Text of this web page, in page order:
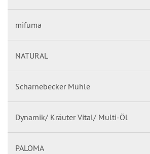
mifuma
NATURAL
Scharnebecker Mühle
Dynamik/ Kräuter Vital/ Multi-Öl
PALOMA